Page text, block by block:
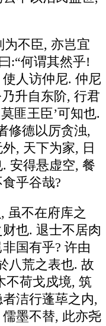
为不臣, 亦岂宜
:“何谓其然乎!
人访仲尼. 仲尼
升自东阶, 行君
匪王臣’可知也.
修德以厉贪浊,
, 天下为家, 日
安得悬虚空, 餐
乎谷哉?
虽不在府库之
也. 退士不居肉
国有乎? 许由
八荒之表也. 故
不荷戈戍境, 筑
洁行蓬荜之内,
墨不替, 此亦尧